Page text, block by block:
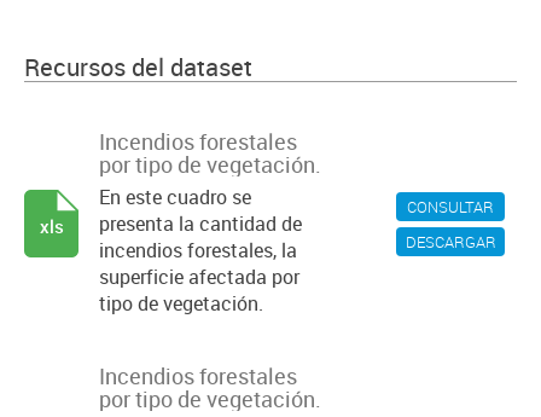
Recursos del dataset
CONSULTAR
DESCARGAR
Incendios forestales
por tipo de vegetación.
En este cuadro se
presenta la cantidad de
incendios forestales, la
superficie afectada por
tipo de vegetación.
xls
Incendios forestales
por tipo de vegetación.